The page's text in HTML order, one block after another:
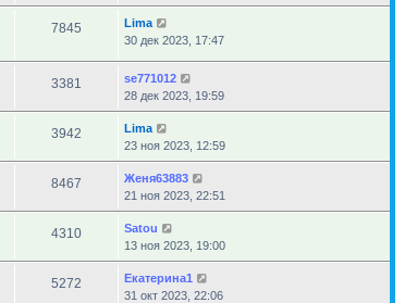
7845
Lima
30 дек 2023, 17:47
3381
se771012
28 дек 2023, 19:59
3942
Lima
23 ноя 2023, 12:59
8467
Женя63883
21 ноя 2023, 22:51
4310
Satou
13 ноя 2023, 19:00
5272
Екатерина1
31 окт 2023, 22:06